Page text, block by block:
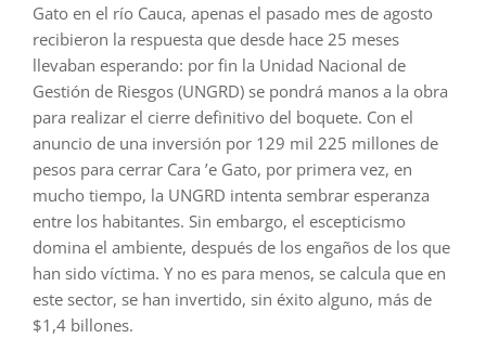
Gato en el río Cauca, apenas el pasado mes de agosto
recibieron la respuesta que desde hace 25 meses
llevaban esperando: por fin la Unidad Nacional de
Gestión de Riesgos (UNGRD) se pondrá manos a la obra
para realizar el cierre definitivo del boquete. Con el
anuncio de una inversión por 129 mil 225 millones de
pesos para cerrar Cara ’e Gato, por primera vez, en
mucho tiempo, la UNGRD intenta sembrar esperanza
entre los habitantes. Sin embargo, el escepticismo
domina el ambiente, después de los engaños de los que
han sido víctima. Y no es para menos, se calcula que en
este sector, se han invertido, sin éxito alguno, más de
$1,4 billones.